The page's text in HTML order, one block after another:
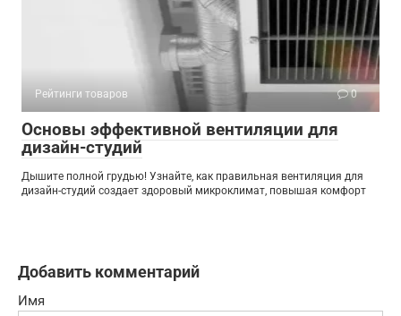
Рейтинги товаров 0
Основы эффективной вентиляции для
дизайн-студий
Дышите полной грудью! Узнайте, как правильная вентиляция для
дизайн-студий создает здоровый микроклимат, повышая комфорт
Добавить комментарий
Имя